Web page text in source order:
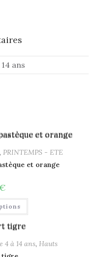
14 ans
, PRINTEMPS - ETE
et orange
4 à 14 ans, Hauts